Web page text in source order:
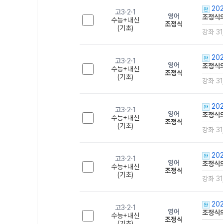
고3·2·1
수능+내신
(기초)
영어
조정식
완
조정
강좌
고3·2·1
수능+내신
(기초)
영어
조정식
완
조정
강좌
고3·2·1
수능+내신
(기초)
영어
조정식
완
조정
강좌
고3·2·1
수능+내신
(기초)
영어
조정식
완
조정
강좌
고3·2·1
수능+내신
영어
조정식
완
조정